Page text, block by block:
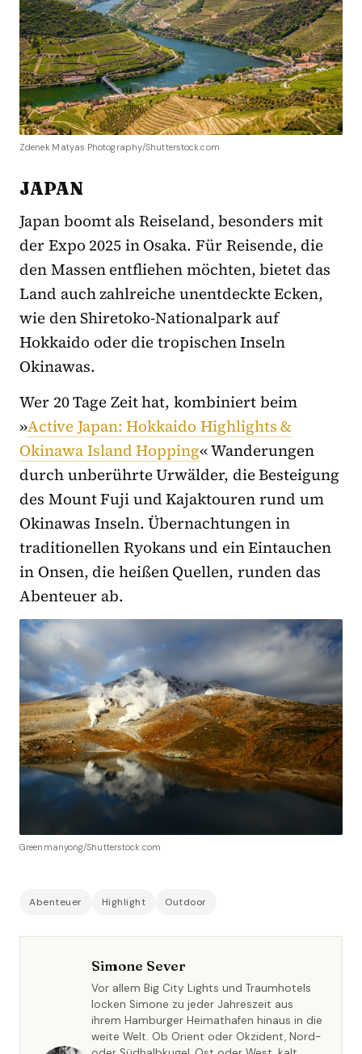
Zdenek Matyas Photography/Shutterstock.com
JAPAN
Japan boomt als Reiseland, besonders mit
der Expo 2025 in Osaka. Für Reisende, die
den Massen entfliehen möchten, bietet das
Land auch zahlreiche unentdeckte Ecken,
wie den Shiretoko-Nationalpark auf
Hokkaido oder die tropischen Inseln
Okinawas.
Wer 20 Tage Zeit hat, kombiniert beim
»Active Japan: Hokkaido Highlights &
Okinawa Island Hopping« Wanderungen
durch unberührte Urwälder, die Besteigung
des Mount Fuji und Kajaktouren rund um
Okinawas Inseln. Übernachtungen in
traditionellen Ryokans und ein Eintauchen
in Onsen, die heißen Quellen, runden das
Abenteuer ab.
Greenmanyong/Shutterstock.com
Abenteuer Highlight Outdoor
Simone Sever
Vor allem Big City Lights und Traumhotels
locken Simone zu jeder Jahreszeit aus
ihrem Hamburger Heimathafen hinaus in die
weite Welt. Ob Orient oder Okzident, Nord-